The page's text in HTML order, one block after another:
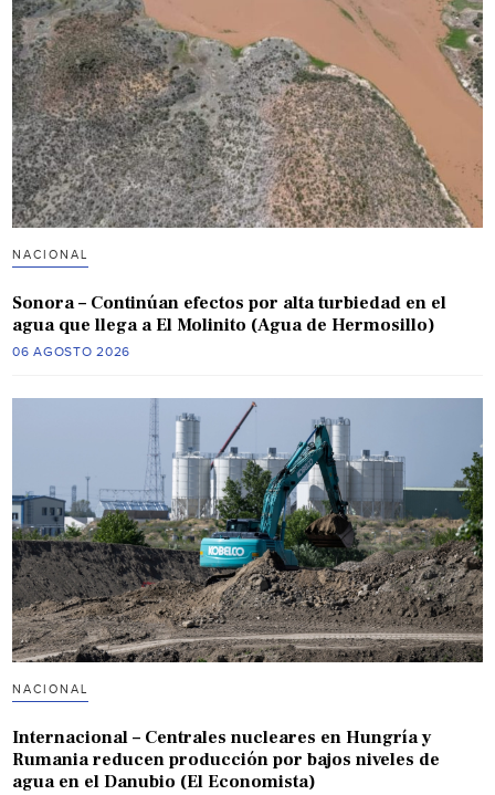
NACIONAL
Sonora – Continúan efectos por alta turbiedad en el
agua que llega a El Molinito (Agua de Hermosillo)
06 AGOSTO 2026
NACIONAL
Internacional – Centrales nucleares en Hungría y
Rumania reducen producción por bajos niveles de
agua en el Danubio (El Economista)